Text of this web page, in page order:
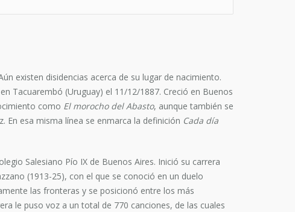
existen disidencias acerca de su lugar de nacimiento.
Tacuarembó (Uruguay) el 11/12/1887. Creció en Buenos
como El morocho del Abasto, aunque también se
esa misma línea se enmarca la definición Cada día
Salesiano Pío IX de Buenos Aires. Inició su carrera
(1913-25), con el que se conoció en un duelo
las fronteras y se posicionó entre los más
le puso voz a un total de 770 canciones, de las cuales